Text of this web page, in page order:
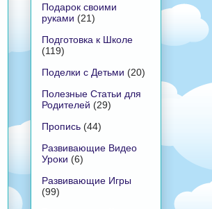
Подарок своими
руками (21)
Подготовка к Школе
(119)
Поделки с Детьми (20)
Полезные Статьи для
Родителей (29)
Пропись (44)
Развивающие Видео
Уроки (6)
Развивающие Игры
(99)